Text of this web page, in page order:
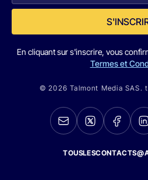
En cliquant sur s'inscrire, vous
Termes et
© 2026 Talmont Media SAS.